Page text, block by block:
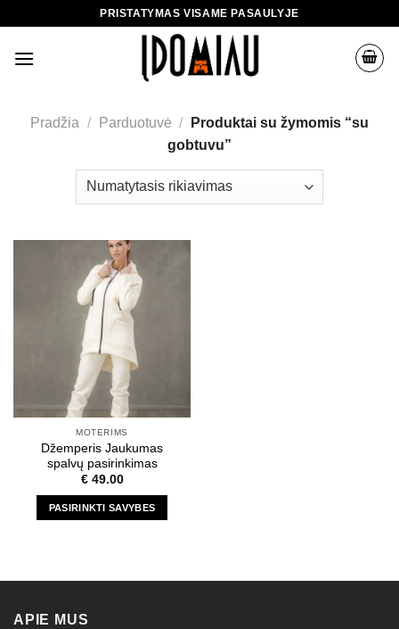
content
PRISTATYMAS VISAME PASAULYJE
Pradžia / Parduotuvė /
Produktai su žymomis “su
gobtuvu”
MOTERIMS
Džemperis Jaukumas
spalvų pasirinkimas
€49.00
PASIRINKTI SAVYBES
multiple
APIE MUS